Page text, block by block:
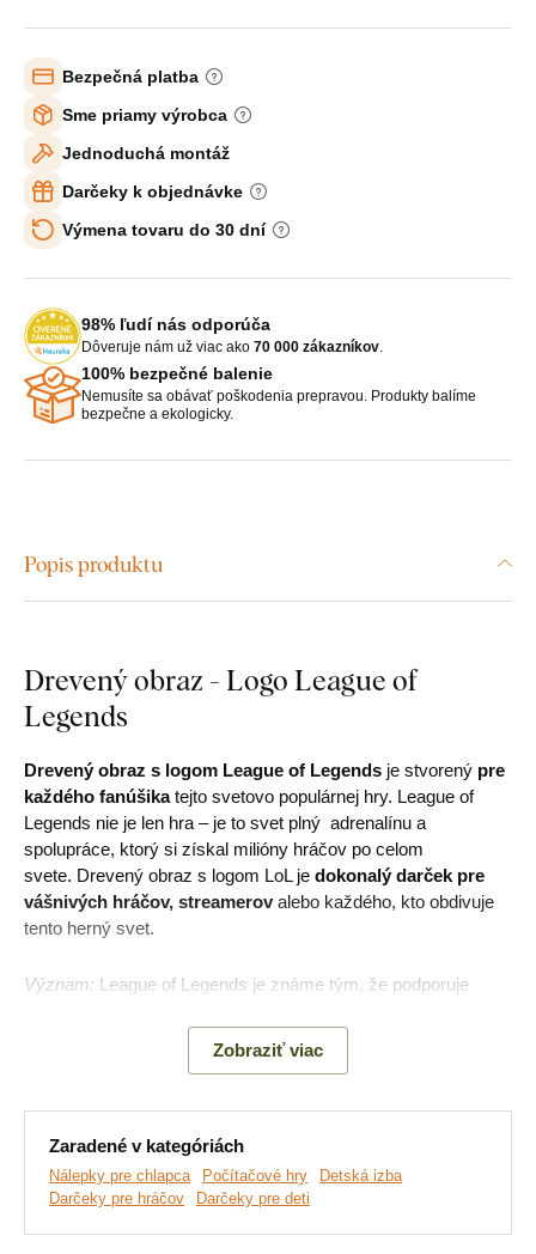
Bezpečná platba
Sme priamy výrobca
Jednoduchá montáž
Darčeky k objednávke
Výmena tovaru do 30 dní
98% ľudí nás odporúča
Dôveruje nám už viac ako 70 000 zákazníkov.
100% bezpečné balenie
Nemusíte sa obávať poškodenia prepravou. Produkty balíme
bezpečne a ekologicky.
Popis produktu
Drevený obraz - Logo League of
Legends
Drevený obraz s logom League of Legends je stvorený pre
každého fanúšikatejto svetovo populárnej hry. League of
Legends nie je len hra – je to svet plný adrenalínu a
spolupráce, ktorý si získal milióny hráčov po celom
svete. Drevený obraz s logom LoL je dokonalý darček pre
vášnivých hráčov, streamerovalebo každého, kto obdivuje
tento herný svet.
Význam: League of Legends je známe tým, že podporuje
Hlavné výhody produktu:
Originálny darček pre hráčov
Zobraziť viac
Zaradené v kategóriách
Nálepky pre chlapca Počítačové hry
Detská izba
Darčeky pre hráčov
Darčeky pre deti